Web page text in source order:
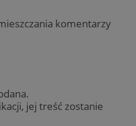
komentarzy
jej treść zostanie